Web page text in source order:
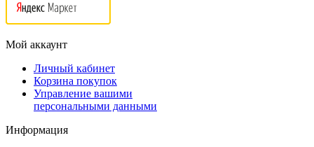
Мой аккаунт
Личный кабинет
Корзина покупок
Управление вашими
персональными данными
Информация